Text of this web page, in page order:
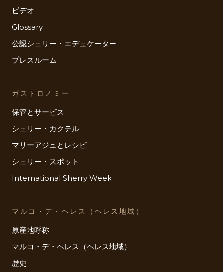
ビデオ
Glossary
公認シェリー・エデュケーター
プレスルーム
ガストロノミー
保管とサービス
シェリー・カクテル
マリーアジュとレシピ
シェリー・スポット
International Sherry Week
マルコ・デ・ヘレス（ヘレス地域）
原産地呼称
マルコ・デ・ヘレス（ヘレス地域）
歴史